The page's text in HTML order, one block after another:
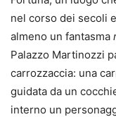
nel corso dei secoli
almeno un fantasma
Palazzo Martinozzi
carrozzaccia: una
guidata da un
interno un